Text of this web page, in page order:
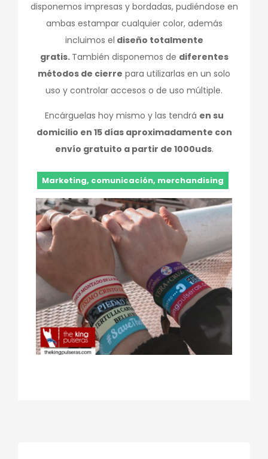
disponemos impresas y bordadas, pudiéndose en
ambas estampar cualquier color, además
incluimos el diseño totalmente
gratis. También disponemos de diferentes
métodos de cierre para utilizarlas en un solo
uso y controlar accesos o de uso múltiple.
Encárguelas hoy mismo y las tendrá en su
domicilio en 15 días aproximadamente con
envío gratuito a partir de 1000uds.
Marketing, comunicación, merchandising